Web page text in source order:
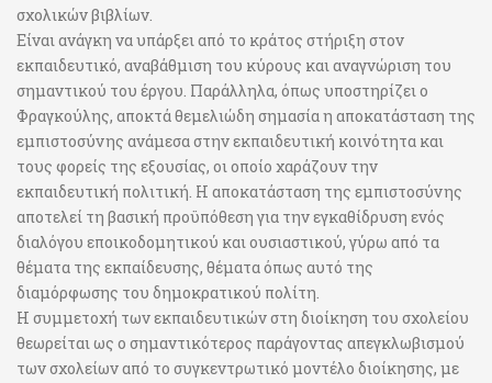
σχολικών βιβλίων.
Είναι ανάγκη να υπάρξει από το κράτος στήριξη στον
εκπαιδευτικό, αναβάθμιση του κύρους και αναγνώριση του
σημαντικού του έργου. Παράλληλα, όπως υποστηρίζει ο
Φραγκούλης, αποκτά θεμελιώδη σημασία η αποκατάσταση της
εμπιστοσύνης ανάμεσα στην εκπαιδευτική κοινότητα και
τους φορείς της εξουσίας, οι οποίο χαράζουν την
εκπαιδευτική πολιτική. Η αποκατάσταση της εμπιστοσύνης
αποτελεί τη βασική προϋπόθεση για την εγκαθίδρυση ενός
διαλόγου εποικοδομητικού και ουσιαστικού, γύρω από τα
θέματα της εκπαίδευσης, θέματα όπως αυτό της
διαμόρφωσης του δημοκρατικού πολίτη.
Η συμμετοχή των εκπαιδευτικών στη διοίκηση του σχολείου
θεωρείται ως ο σημαντικότερος παράγοντας απεγκλωβισμού
των σχολείων από το συγκεντρωτικό μοντέλο διοίκησης, με